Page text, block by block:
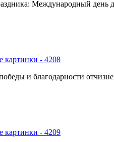
Международный день
картинки - 4208
и благодарности
картинки - 4209